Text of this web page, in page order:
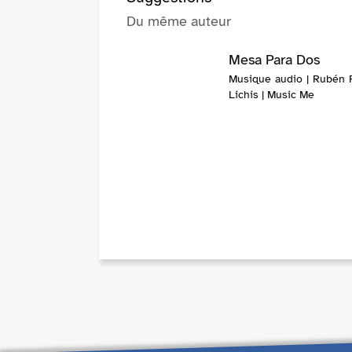
Du même auteur
Mesa Para Dos
Musique audio | Rubén
Lichis | Music Me